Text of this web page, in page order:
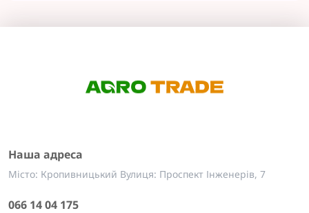
Наша адреса
Місто: Кропивницький Вулиця: Проспект Інженерів, 7
066 14 04 175